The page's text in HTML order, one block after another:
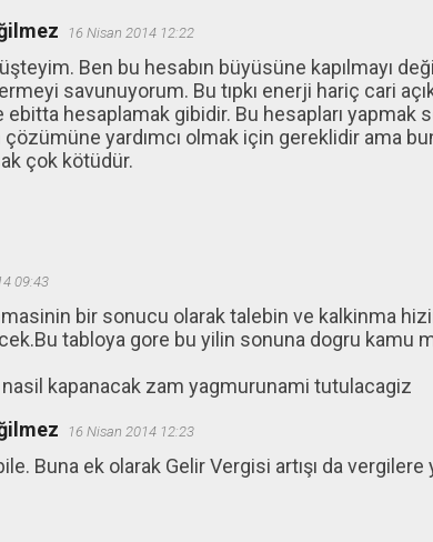
16 Nisan 2014 12:22
Ben bu hesabın büyüsüne kapılmayı
savunuyorum. Bu tıpkı enerji hariç cari
hesaplamak gibidir. Bu hesapları yapmak
yardımcı olmak için gereklidir ama
çok kötüdür.
09:43
bir sonucu olarak talebin ve kalkinma
tabloya gore bu yilin sonuna dogru kamu
kapanacak zam yagmurunami tutulacagiz
16 Nisan 2014 12:23
Buna ek olarak Gelir Vergisi artışı da